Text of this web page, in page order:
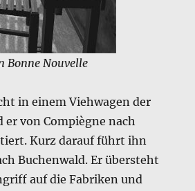
Bonne Nouvelle
in einem Viehwagen der
er von Compiègne nach
Kurz darauf führt ihn
Buchenwald. Er übersteht
auf die Fabriken und